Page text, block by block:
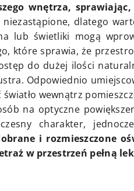
wnętrza,
dlatego
lub świetliki mogą
które sprawia, że
do dużej ilości
Odpowiednio
wewnątrz
na optyczne
charakter,
i rozmieszczone
w przestrzeń pełną